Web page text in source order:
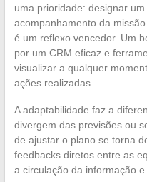
uma prioridade: designar
acompanhamento da
é um reflexo vencedor. Um
por um CRM eficaz e
visualizar a qualquer
ações realizadas.
A adaptabilidade faz a
divergem das previsões ou
de ajustar o plano se torna
feedbacks diretos entre as
a circulação da informação